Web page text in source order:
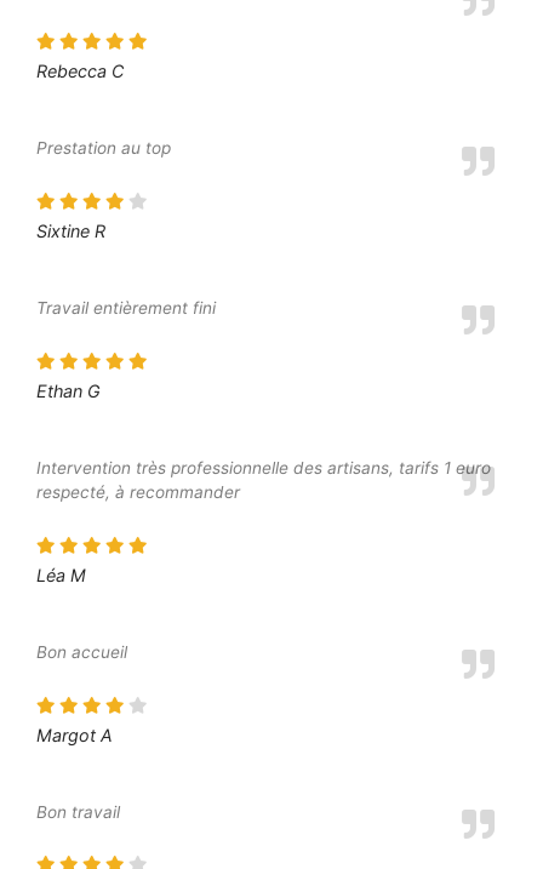
Rebecca C
Prestation au top
Sixtine R
Travail entièrement fini
Ethan G
Intervention très professionnelle des artisans, tarifs 1 euro
respecté, à recommander
Léa M
Bon accueil
Margot A
Bon travail